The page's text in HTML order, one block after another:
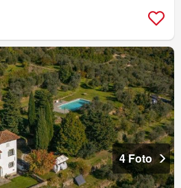
4 Foto